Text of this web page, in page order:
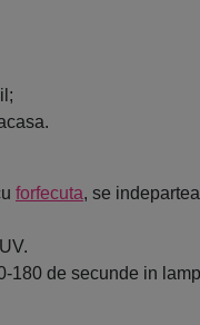
forfecuta, se
180 de secunde in